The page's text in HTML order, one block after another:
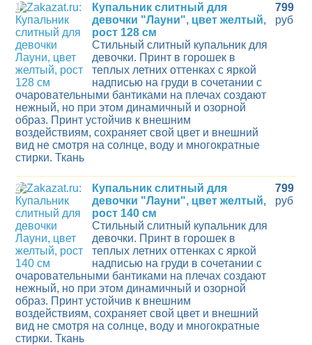
1
Купальник слитный для
девочки "Лауни", цвет желтый,
рост 128 см
Стильный слитный купальник для
девочки. Принт в горошек в
теплых летних оттенках с яркой
надписью на груди в сочетании с
очаровательными бантиками на плечах создают
нежный, но при этом динамичный и озорной
образ. Принт устойчив к внешним
воздействиям, сохраняет свой цвет и внешний
вид не смотря на солнце, воду и многократные
стирки. Ткань
799
руб
2
Купальник слитный для
девочки "Лауни", цвет желтый,
рост 140 см
Стильный слитный купальник для
девочки. Принт в горошек в
теплых летних оттенках с яркой
надписью на груди в сочетании с
очаровательными бантиками на плечах создают
нежный, но при этом динамичный и озорной
образ. Принт устойчив к внешним
воздействиям, сохраняет свой цвет и внешний
вид не смотря на солнце, воду и многократные
стирки. Ткань
799
руб